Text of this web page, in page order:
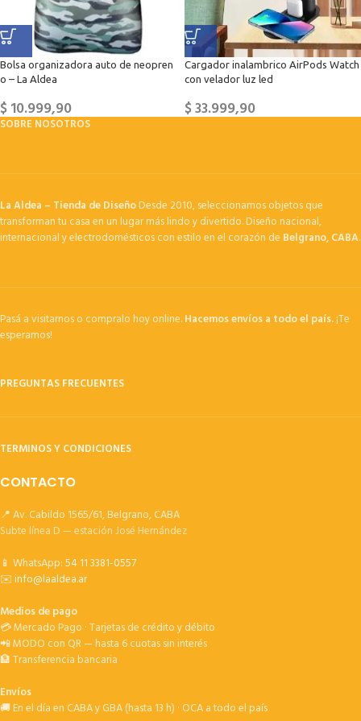
Bolsa organizadora auto de neopren
o – La Aldea
$10.999,90
Cargador inalambrico AirPods Watch
con velador luz led
$33.999,90
SOBRE NOSOTROS
La Aldea – Tienda de DiseñoDesde 2010, seleccionamos objetos que
transforman tu casa en un lugar más lindo y divertido. Diseño nacional,
internacional y electrodomésticos con estilo en el corazón de Belgrano, CABA.
Pasá a visitarnos o compralo hoy online.Hacemos envíos a todo el país.¡Te
esperamos!
PREGUNTAS FRECUENTES
TERMINOS Y CONDICIONES
CONTACTO
📍 Av. Cabildo 1565/61, Belgrano, CABA
Subte línea D — estación José Hernández
📱 WhatsApp:54 11 3381-0557
✉️info@laaldea.ar
Medios de pago
💳 Mercado Pago · Tarjetas de crédito y débito
📲 MODO con QR — hasta 6 cuotas sin interés
🏦 Transferencia bancaria
Envíos
🚚 En el día en CABA y GBA (hasta 13 h) · OCA a todo el país